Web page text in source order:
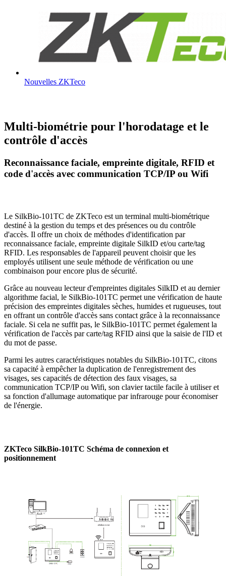
Nouvelles ZKTeco
Multi-biométrie pour l'horodatage et le
contrôle d'accès
Reconnaissance faciale, empreinte digitale, RFID et
code d'accès avec communication TCP/IP ou Wifi
Le SilkBio-101TC de ZKTeco est un terminal multi-biométrique
destiné à la gestion du temps et des présences ou du contrôle
d'accès. Il offre un choix de méthodes d'identification par
reconnaissance faciale, empreinte digitale SilkID et/ou carte/tag
RFID. Les responsables de l'appareil peuvent choisir que les
employés utilisent une seule méthode de vérification ou une
combinaison pour encore plus de sécurité.
Grâce au nouveau lecteur d'empreintes digitales SilkID et au dernier
algorithme facial, le SilkBio-101TC permet une vérification de haute
précision des empreintes digitales sèches, humides et rugueuses, tout
en offrant un contrôle d'accès sans contact grâce à la reconnaissance
faciale. Si cela ne suffit pas, le SilkBio-101TC permet également la
vérification de l'accès par carte/tag RFID ainsi que la saisie de l'ID et
du mot de passe.
Parmi les autres caractéristiques notables du SilkBio-101TC, citons
sa capacité à empêcher la duplication de l'enregistrement des
visages, ses capacités de détection des faux visages, sa
communication TCP/IP ou Wifi, son clavier tactile facile à utiliser et
sa fonction d'allumage automatique par infrarouge pour économiser
de l'énergie.
ZKTeco SilkBio-101TC Schéma de connexion et
positionnement